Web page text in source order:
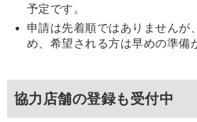
予定です。
申請は先着順ではありませんが
め、希望される方は早めの準備
協力店舗の登録も受付中